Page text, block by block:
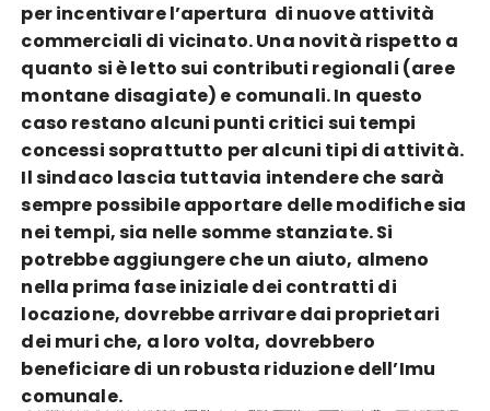
per incentivare l’apertura di nuove attività
commerciali di vicinato. Una novità rispetto a
quanto si è letto sui contributi regionali (aree
montane disagiate) e comunali. In questo
caso restano alcuni punti critici sui tempi
concessi soprattutto per alcuni tipi di attività.
Il sindaco lascia tuttavia intendere che sarà
sempre possibile apportare delle modifiche sia
nei tempi, sia nelle somme stanziate. Si
potrebbe aggiungere che un aiuto, almeno
nella prima fase iniziale dei contratti di
locazione, dovrebbe arrivare dai proprietari
dei muri che, a loro volta, dovrebbero
beneficiare di un robusta riduzione dell’Imu
comunale.